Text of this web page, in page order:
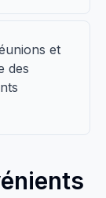
et
des